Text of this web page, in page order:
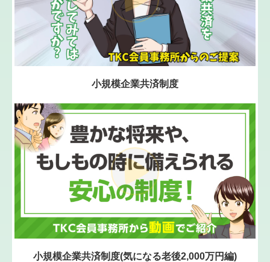
オンラインセミナー
連続黒字の為に
決算カウンセリング
経営審査
補助金・助成金・融資情報
よくある質問
認定支援機関
活動実績
小規模企業共済制度
小規模企業共済制度(気になる老後2,000万円編)